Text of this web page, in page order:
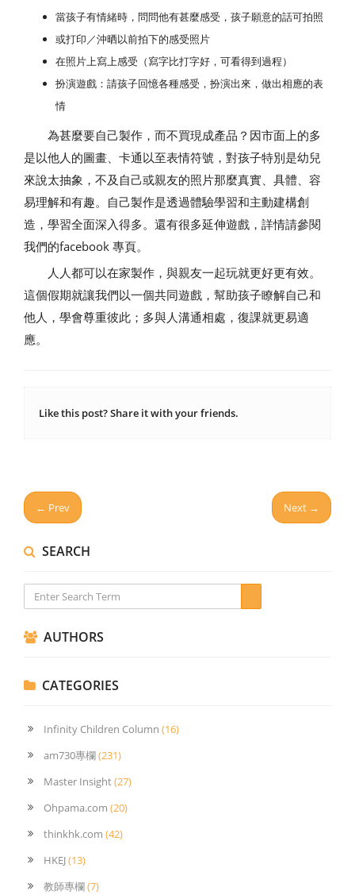
當孩子有情緒時，問問他有甚麼感受，孩子願意的話可拍照
或打印／沖晒以前拍下的感受照片
在照片上寫上感受（寫字比打字好，可看得到過程）
扮演遊戲：請孩子回憶各種感受，扮演出來，做出相應的表
情
為甚麼要自己製作，而不買現成產品？因市面上的多
是以他人的圖畫、卡通以至表情符號，對孩子特別是幼兒
來說太抽象，不及自己或親友的照片那麼真實、具體、容
易理解和有趣。自己製作是透過體驗學習和主動建構創
造，學習全面深入得多。還有很多延伸遊戲，詳情請參閱
我們的facebook 專頁。
人人都可以在家製作，與親友一起玩就更好更有效。
這個假期就讓我們以一個共同遊戲，幫助孩子瞭解自己和
他人，學會尊重彼此；多與人溝通相處，復課就更易適
應。
Like this post? Share it with your friends.
← Prev Next →
SEARCH
AUTHORS
CATEGORIES
Infinity Children Column (16)
am730專欄(231)
Master Insight(27)
Ohpama.com (20)
thinkhk.com (42)
HKEJ(13)
教師專欄(7)